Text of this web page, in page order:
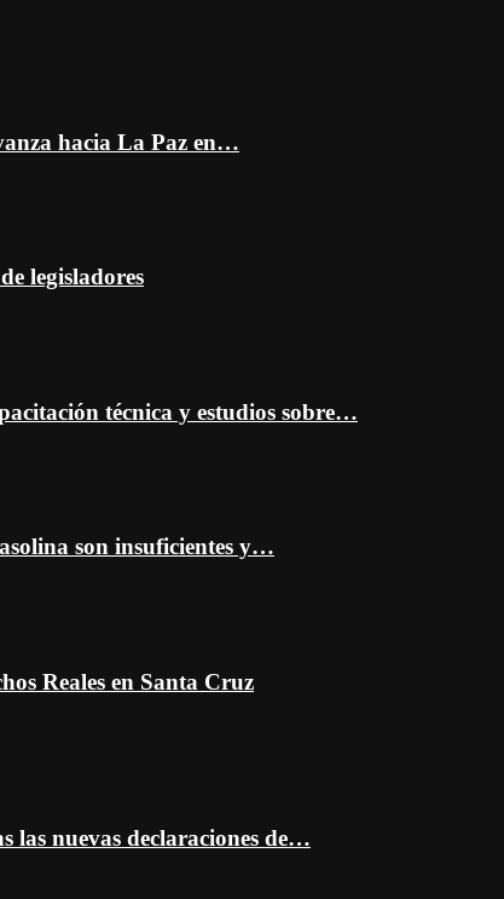
hacia La Paz en…
legisladores
técnica y estudios sobre…
son insuficientes y…
Reales en Santa Cruz
las nuevas declaraciones de…